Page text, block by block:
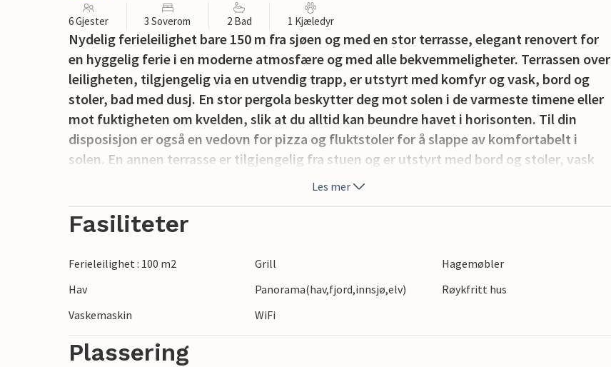
6 Gjester 3 Soverom 2 Bad 1 Kjæledyr
Nydelig ferieleilighet bare 150 m fra sjøen og med en stor terrasse, elegant renovert for
en hyggelig ferie i en moderne atmosfære og med alle bekvemmeligheter. Terrassen over
leiligheten, tilgjengelig via en utvendig trapp, er utstyrt med komfyr og vask, bord og
stoler, bad med dusj. En stor pergola beskytter deg mot solen i de varmeste timene eller
mot fuktigheten om kvelden, slik at du alltid kan beundre havet i horisonten. Til din
disposisjon er også en vedovn for pizza og fluktstoler for å slappe av komfortabelt i
solen. En annen terrasse er tilgjengelig fra stuen og er utstyrt med bord og stoler, vask
og vaskemaskin. Leiligheten ligger i kystområdet i Bari, i et boligområde og samtidig ikke
restauranter venter på deg her. Ikke gå glipp av de mange gamle landsbyene i området
utfluktene dine: Matera Europeisk kulturhovedstad 2019 kan nås på ca. 1 time med bil!
Les mer
Fasiliteter
Ferieleilighet : 100 m2 Grill
Hagemøbler
Hav
Panorama(hav,fjord,innsjø,elv)
Røykfritt hus
Vaskemaskin
WiFi
Plassering